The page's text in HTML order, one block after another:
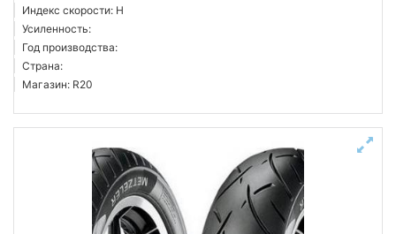
Индекс скорости: H
Усиленность:
Год производства:
Страна:
Магазин: R20